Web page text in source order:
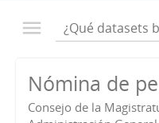
Nómina de
Consejo de la